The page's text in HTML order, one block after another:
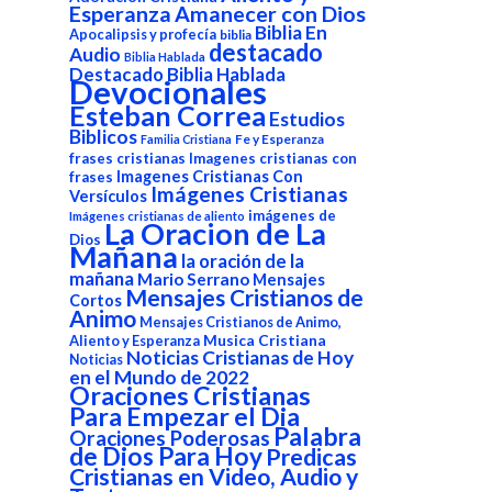
EsperanzaAmanecer con Dios
Apocalipsis y profecía biblia Biblia En
Audio Biblia Hablada destacado
Destacado Biblia Hablada
Devocionales
Esteban Correa Estudios
Biblicos Familia Cristiana Fe y Esperanza
frases cristianas Imagenes cristianas con
frases Imagenes Cristianas Con
Versículos Imágenes Cristianas
Imágenes cristianas de aliento imágenes de
Dios La Oracion de La
Mañana la oración de la
mañana Mario Serrano Mensajes
Cortos Mensajes Cristianos de
Animo Mensajes Cristianos de Animo,
Aliento y Esperanza Musica Cristiana
Noticias Noticias Cristianas de Hoy
en el Mundo de 2022
Oraciones Cristianas
Para Empezar el Dia
Oraciones Poderosas Palabra
de Dios Para HoyPredicas
Cristianas en Video, Audio y